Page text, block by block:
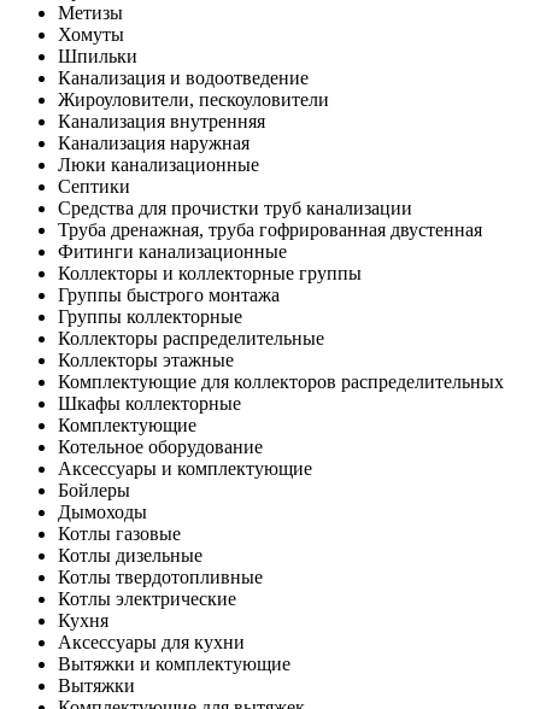
Метизы
Хомуты
Шпильки
Канализация и водоотведение
Жироуловители, пескоуловители
Канализация внутренняя
Канализация наружная
Люки канализационные
Септики
Средства для прочистки труб канализации
Труба дренажная, труба гофрированная двустенная
Фитинги канализационные
Коллекторы и коллекторные группы
Группы быстрого монтажа
Группы коллекторные
Коллекторы распределительные
Коллекторы этажные
Комплектующие для коллекторов распределительных
Шкафы коллекторные
Комплектующие
Котельное оборудование
Аксессуары и комплектующие
Бойлеры
Дымоходы
Котлы газовые
Котлы дизельные
Котлы твердотопливные
Котлы электрические
Кухня
Аксессуары для кухни
Вытяжки и комплектующие
Вытяжки